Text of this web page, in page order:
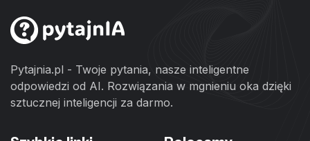
Pytajnia.pl - Twoje pytania, nasze inteligentne
odpowiedzi od AI. Rozwiązania w mgnieniu oka dzięki
sztucznej inteligencji za darmo.